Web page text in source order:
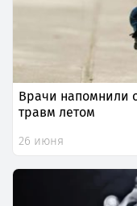
Врачи напомнили
травм летом
26 июня